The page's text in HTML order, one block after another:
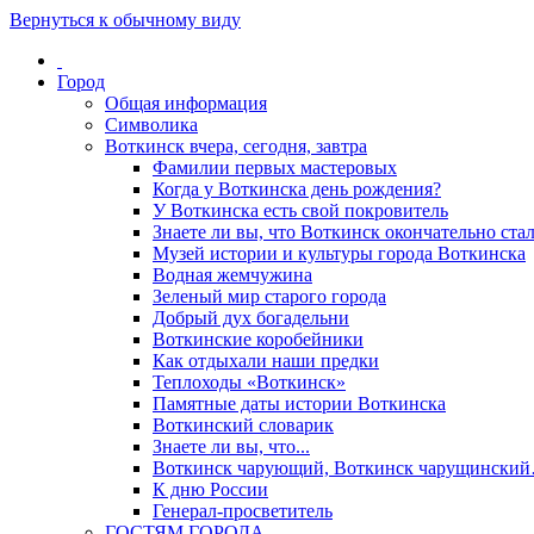
Вернуться к обычному виду
Город
Общая информация
Символика
Воткинск вчера, сегодня, завтра
Фамилии первых мастеровых
Когда у Воткинска день рождения?
У Воткинска есть свой покровитель
Знаете ли вы, что Воткинск окончательно
Музей истории и культуры города Воткинска
Водная жемчужина
Зеленый мир старого города
Добрый дух богадельни
Воткинские коробейники
Как отдыхали наши предки
Теплоходы «Воткинск»
Памятные даты истории Воткинска
Воткинский словарик
Знаете ли вы, что...
Воткинск чарующий, Воткинск
К дню России
Генерал-просветитель